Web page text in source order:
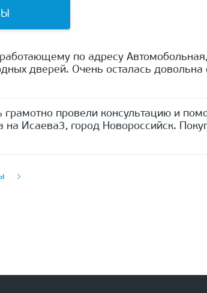
по адресу
дверей. Очень осталась довольна
провели консультацию и
Исаева3, город Новороссийск.